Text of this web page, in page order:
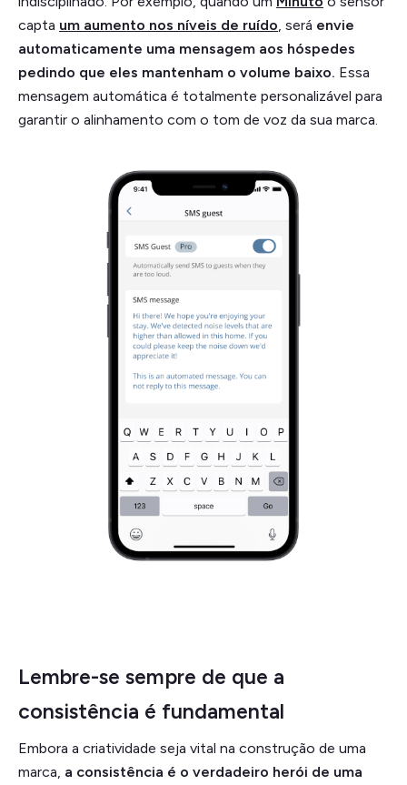
capta um aumento nos níveis de ruído, será envie
automaticamente uma mensagem aos hóspedes
pedindo que eles mantenham o volume baixo. Essa
mensagem automática é totalmente personalizável para
garantir o alinhamento com o tom de voz da sua marca.
Lembre-se sempre de que a
consistência é fundamental
Embora a criatividade seja vital na construção de uma
marca, a consistência é o verdadeiro herói de uma